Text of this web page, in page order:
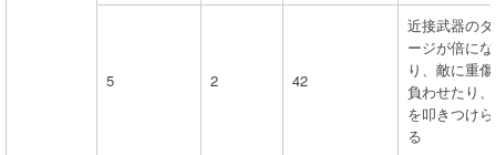
5 2 42
近接武器の
ージが倍にな
り、敵に重
負わせたり
を叩きつけ
る